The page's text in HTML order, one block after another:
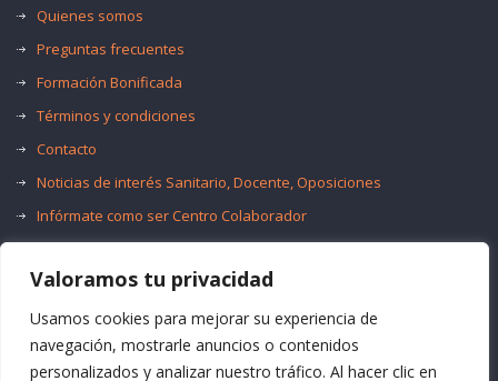
Valoramos tu privacidad
Usamos cookies para mejorar su experiencia de
navegación, mostrarle anuncios o contenidos
personalizados y analizar nuestro tráfico. Al hacer clic en
Quienes somos
Preguntas frecuentes
Formación Bonificada
Términos y condiciones
Contacto
Noticias de interés Sanitario, Docente, Oposiciones
Infórmate como ser Centro Colaborador
Oferta de Empleo Público
Bolsas de Empleo